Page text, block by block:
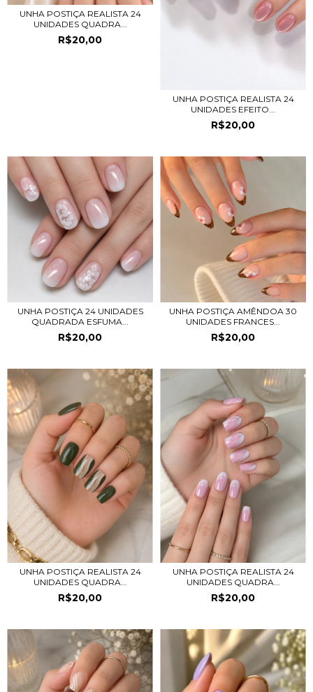
UNHA POSTIÇA REALISTA 24
UNIDADES QUADRA...
R$20,00
UNHA POSTIÇA REALISTA 24
UNIDADES EFEITO...
R$20,00
UNHA POSTIÇA 24 UNIDADES
QUADRADA ESFUMA...
R$20,00
UNHA POSTIÇA AMÊNDOA 30
UNIDADES FRANCES...
R$20,00
UNHA POSTIÇA REALISTA 24
UNIDADES QUADRA...
R$20,00
UNHA POSTIÇA REALISTA 24
UNIDADES QUADRA...
R$20,00